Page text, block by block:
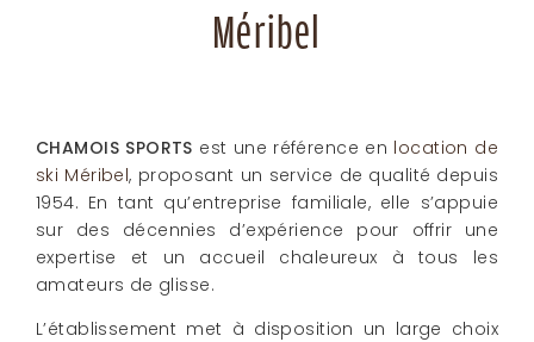
Méribel
CHAMOIS SPORTS est une référence en location de
ski Méribel, proposant un service de qualité depuis
1954. En tant qu’entreprise familiale, elle s’appuie
sur des décennies d’expérience pour offrir une
expertise et un accueil chaleureux à tous les
amateurs de glisse.
L’établissement met à disposition un large choix